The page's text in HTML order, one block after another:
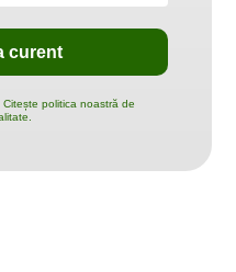
politica noastră de